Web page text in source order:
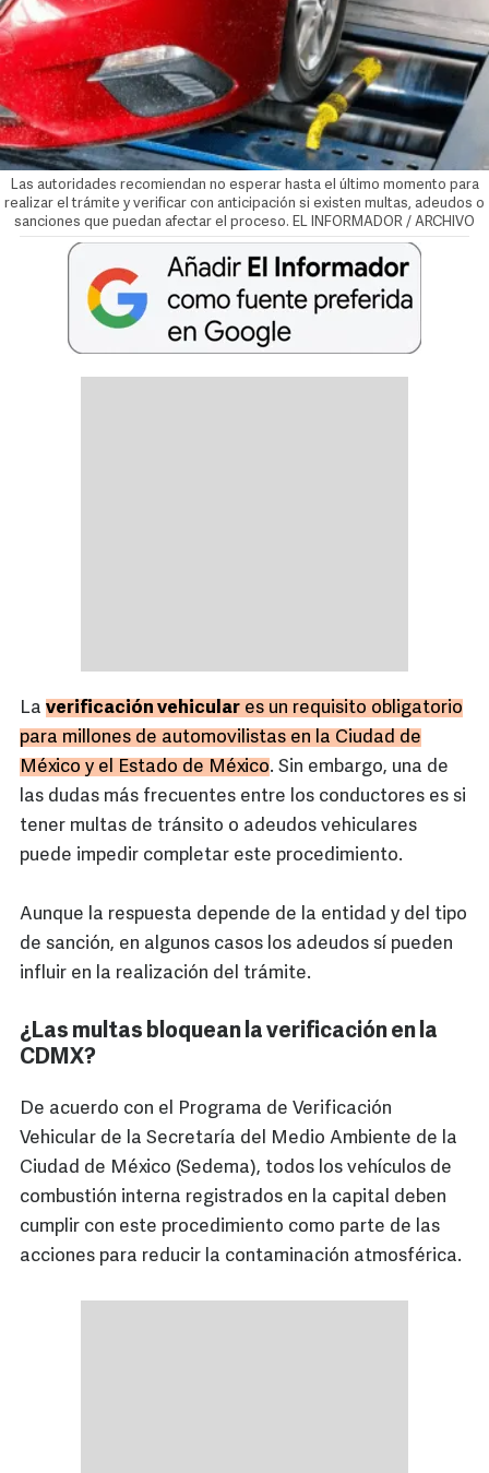
Las autoridades recomiendan no esperar hasta el último momento para
realizar el trámite y verificar con anticipación si existen multas, adeudos o
sanciones que puedan afectar el proceso. EL INFORMADOR / ARCHIVO
La verificación vehicular es un requisito obligatorio
para millones de automovilistas en la Ciudad de
México y el Estado de México. Sin embargo, una de
las dudas más frecuentes entre los conductores es si
tener multas de tránsito o adeudos vehiculares
puede impedir completar este procedimiento.
Aunque la respuesta depende de la entidad y del tipo
de sanción, en algunos casos los adeudos sí pueden
influir en la realización del trámite.
¿Las multas bloquean la verificación en la
CDMX?
De acuerdo con el Programa de Verificación
Vehicular de la Secretaría del Medio Ambiente de la
Ciudad de México (Sedema), todos los vehículos de
combustión interna registrados en la capital deben
cumplir con este procedimiento como parte de las
acciones para reducir la contaminación atmosférica.